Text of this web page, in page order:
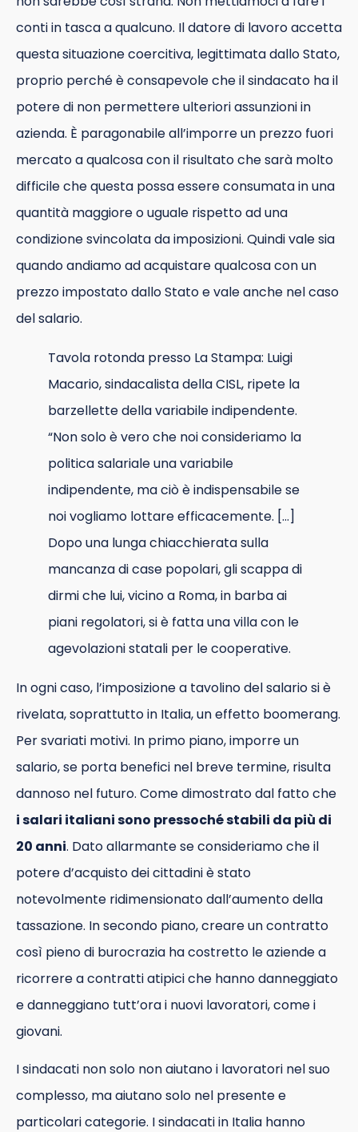
conti in tasca a qualcuno. Il datore di lavoro accetta
questa situazione coercitiva, legittimata dallo Stato,
proprio perché è consapevole che il sindacato ha il
potere di non permettere ulteriori assunzioni in
azienda. È paragonabile all’imporre un prezzo fuori
mercato a qualcosa con il risultato che sarà molto
difficile che questa possa essere consumata in una
quantità maggiore o uguale rispetto ad una
condizione svincolata da imposizioni. Quindi vale sia
quando andiamo ad acquistare qualcosa con un
prezzo impostato dallo Stato e vale anche nel caso
del salario.
Tavola rotonda presso La Stampa: Luigi
Macario, sindacalista della CISL, ripete la
barzellette della variabile indipendente.
“Non solo è vero che noi consideriamo la
politica salariale una variabile
indipendente, ma ciò è indispensabile se
noi vogliamo lottare efficacemente. […]
Dopo una lunga chiacchierata sulla
mancanza di case popolari, gli scappa di
dirmi che lui, vicino a Roma, in barba ai
piani regolatori, si è fatta una villa con le
agevolazioni statali per le cooperative.
In ogni caso, l’imposizione a tavolino del salario si è
rivelata, soprattutto in Italia, un effetto boomerang.
Per svariati motivi. In primo piano, imporre un
salario, se porta benefici nel breve termine, risulta
dannoso nel futuro. Come dimostrato dal fatto che
i salari italiani sono pressoché stabili da più di
20 anni. Dato allarmante se consideriamo che il
potere d’acquisto dei cittadini è stato
notevolmente ridimensionato dall’aumento della
tassazione. In secondo piano, creare un contratto
così pieno di burocrazia ha costretto le aziende a
ricorrere a contratti atipici che hanno danneggiato
e danneggiano tutt’ora i nuovi lavoratori, come i
giovani.
I sindacati non solo non aiutano i lavoratori nel suo
complesso, ma aiutano solo nel presente e
particolari categorie. I sindacati in Italia hanno